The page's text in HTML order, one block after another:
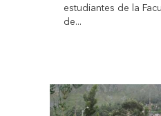
estudiantes de la
de...